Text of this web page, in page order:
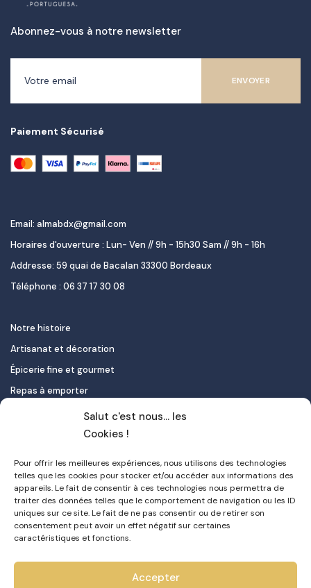
Salut c'est nous... les
Cookies !
Pour offrir les meilleures expériences, nous utilisons des technologies
telles que les cookies pour stocker et/ou accéder aux informations des
appareils. Le fait de consentir à ces technologies nous permettra de
traiter des données telles que le comportement de navigation ou les ID
uniques sur ce site. Le fait de ne pas consentir ou de retirer son
consentement peut avoir un effet négatif sur certaines
caractéristiques et fonctions.
Accepter
Abonnez-vous à notre newsletter
Paiement Sécurisé
Email: almabdx@gmail.com
Horaires d'ouverture : Lun- Ven // 9h - 15h30 Sam // 9h - 16h
Addresse: 59 quai de Bacalan 33300 Bordeaux
Téléphone : 06 37 17 30 08
Notre histoire
Artisanat et décoration
Épicerie fine et gourmet
Repas à emporter
Le pastel de nata
Contact
Mon compte
FAQ
Livraison